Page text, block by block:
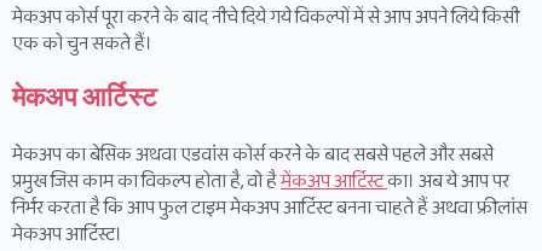
मेकअप कोर्स पूरा करने के बाद नीचे दिये गये विकल्पों में से आप अपने लिये किसी
एक को चुन सकते हैं।
मेकअप आर्टिस्ट
मेकअप का बेसिक अथवा एडवांस कोर्स करने के बाद सबसे पहले और सबसे
प्रमुख जिस काम का विकल्प होता है, वो हैमेंकअप आर्टिस्टका। अब ये आप पर
निर्भर करता है कि आप फुल टाइम मेकअप आर्टिस्ट बनना चाहते हैं अथवा फ्रीलांस
मेकअप आर्टिस्ट।